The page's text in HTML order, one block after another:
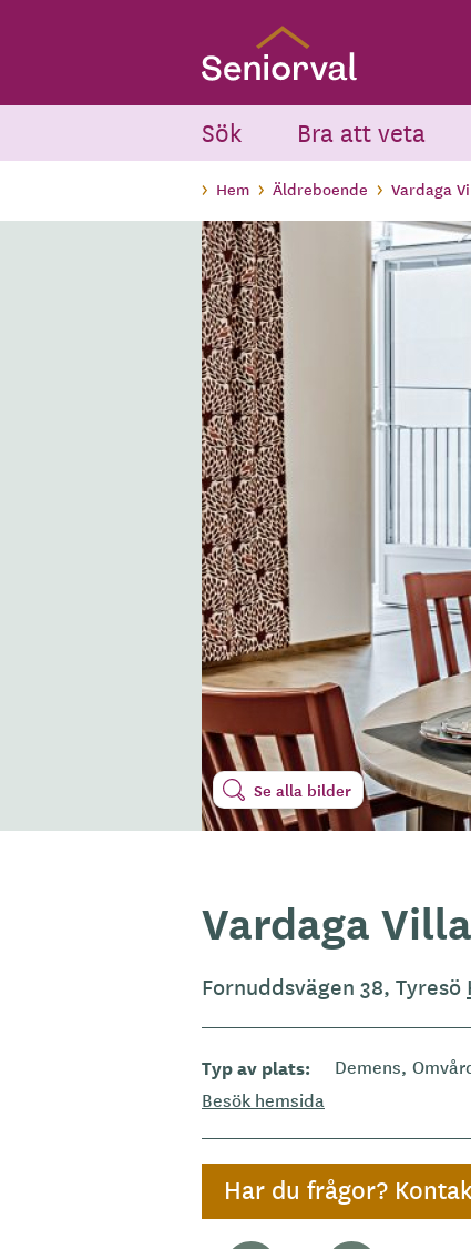
Sök Bra att veta
Hem Äldreboende Vardaga
Se alla bilder
Vardaga
Fornuddsvägen 38, Tyresö
Typ av plats Demens
Besök hemsida
Har du frågor?